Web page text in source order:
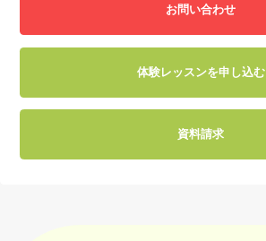
お問い合わせ
体験レッスンを申し込む
資料請求